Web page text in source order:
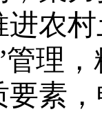
农
管理
素